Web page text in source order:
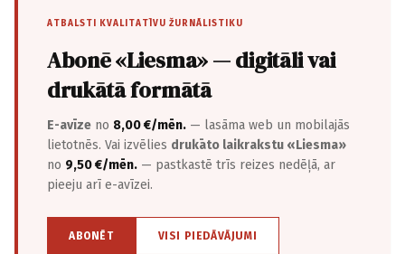
ATBALSTI KVALITATĪVU ŽURNĀLISTIKU
Abonē «Liesma» — digitāli vai
drukātā formātā
E-avīze no 8,00 €/mēn. — lasāma web un mobilajās
lietotnēs. Vai izvēlies drukāto laikrakstu «Liesma»
no 9,50 €/mēn. — pastkastē trīs reizes nedēļā, ar
pieeju arī e-avīzei.
ABONĒT VISI PIEDĀVĀJUMI